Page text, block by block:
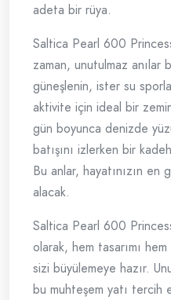
adeta bir rüya.
Saltica Pearl 600
zaman, unutulmaz anılar
güneşlenin, ister su
aktivite için ideal bir
gün boyunca denizde
batışını izlerken bir
Bu anlar, hayatınızın en
alacak.
Saltica Pearl 600
olarak, hem tasarımı
sizi büyülemeye hazır.
bu muhteşem yatı tercih